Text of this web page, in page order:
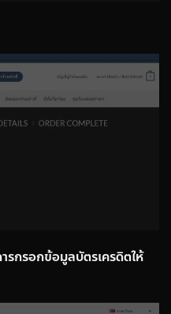
รกรอกข้อมูลบัตรเครดิตให้